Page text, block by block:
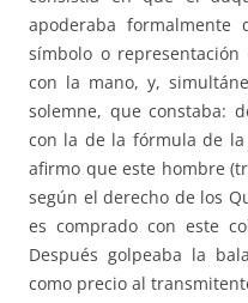
apoderaba
símbolo o
con la mano, y,
solemne, que cons­ta­ba:
con la de la fórmula de
afirmo que este hombre
según el derecho de los
es com­pra­do con este
Después golpeaba la
como precio al